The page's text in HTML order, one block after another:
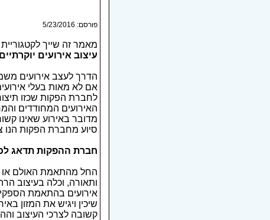
פורסם: 5/23/2016
מאמר זה שייך
עיצוב אירועים יוקרתיים
הדרך לעצב אירועים
אם לא מאות בעלי
לחברת הפקות שכזו
האירועים המחודדים
מדובר באירוע שאינו
סיוע מחברת הפקות הנו
חברת ההפקות תדאג
החל מהתאמת האולם או
ותאורה, וכלה בעיצוב
אירועים בהתאמת הספקים
שיכין ויגיש את המזון
קשובה לצרכי העיצוב